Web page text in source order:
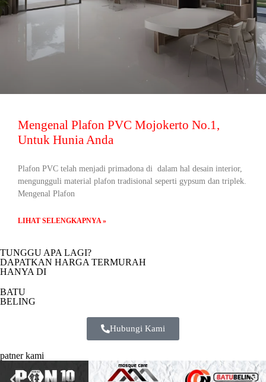
Mengenal Plafon PVC Mojokerto No.1,
Untuk Hunia Anda
Plafon PVC telah menjadi primadona di dalam hal desain interior,
mengungguli material plafon tradisional seperti gypsum dan triplek.
Mengenal Plafon
LIHAT SELENGKAPNYA »
TUNGGU APA LAGI?
DAPATKAN HARGA TERMURAH
HANYA DI
BATU
BELING
Hubungi Kami
patner kami